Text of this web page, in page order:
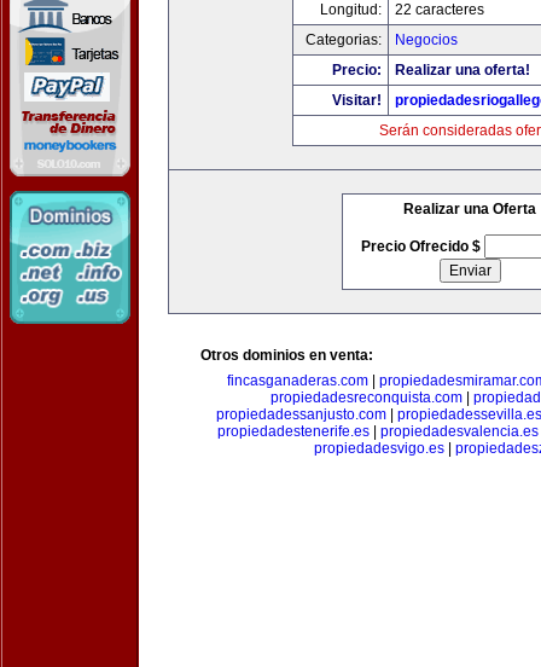
Longitud:
22 caracteres
Categorias:
Negocios
Precio:
Realizar una oferta!
Visitar!
Serán consideradas
Realizar una Oferta
Precio Ofrecido $
Otros dominios en venta:
fincasganaderas.com
propiedadesreconquista.com
propiedadessanjusto.com| propiedadessevilla.es
propiedadestenerife.es| propiedadesvalencia.es
propiedadesvigo.es|